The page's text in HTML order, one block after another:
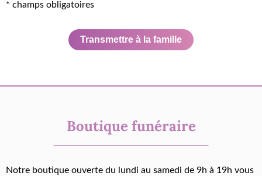
* champs obligatoires
Transmettre à la famille
Boutique funéraire
Notre boutique ouverte du lundi au samedi de 9h à 19h vous